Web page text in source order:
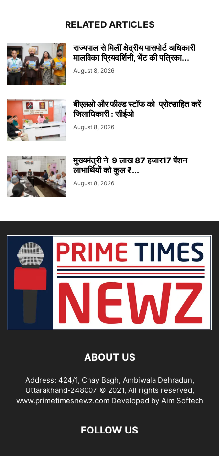
RELATED ARTICLES
राज्यपाल से मिलीं क्षेत्रीय पासपोर्ट अधिकारी
मालविका प्रियदर्शिनी, भेंट की पत्रिका...
August 8, 2026
बीएलओ और फील्ड स्टॉफ को प्रोत्साहित करें
जिलाधिकारी : सीईओ
August 8, 2026
मुख्यमंत्री ने 9 लाख 87 हजार17 पेंशन
लाभार्थियों को कुल ₹...
August 8, 2026
ABOUT US
Address: 424/1, Chay Bagh, Ambiwala Dehradun,
Uttarakhand-248007 © 2021, All rights reserved,
www.primetimesnewz.com Developed by Aim Softech
FOLLOW US